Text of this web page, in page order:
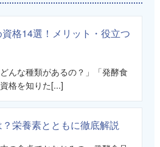
格14選！メリット・役立つ
んな種類があるの？」「発酵食
格を知りた[...]
栄養素とともに徹底解説